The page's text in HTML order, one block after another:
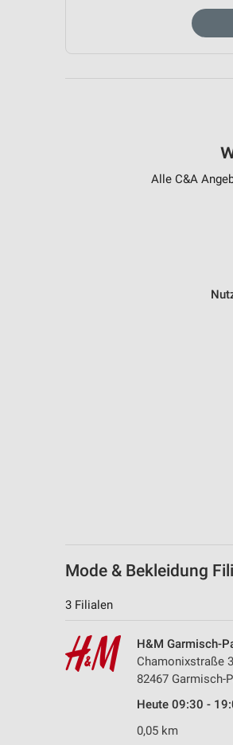
Alle C&A
Mode & Bekleidung
3 Filialen
H&M Garmisch-
Chamonixstraße
82467 Garmisch-
Heute 09:30 -
0,05 km
Verwendung reduzierter Daten zur
Geräte anhand von aktiv